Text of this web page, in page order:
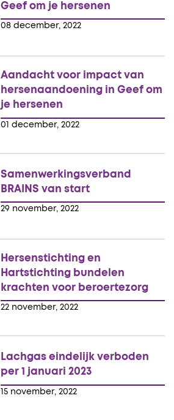
08 december, 2022
Geef om je hersenen
01 december, 2022
Aandacht voor impact van
hersenaandoening in Geef om
je hersenen
29 november, 2022
Samenwerkingsverband
BRAINS van start
22 november, 2022
Hersenstichting en
Hartstichting bundelen
krachten voor beroertezorg
15 november, 2022
Lachgas eindelijk verboden
per 1 januari 2023